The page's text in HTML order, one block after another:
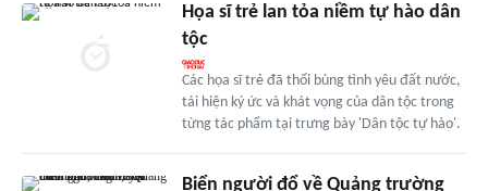
Họa sĩ trẻ lan tỏa niềm tự hào dân
tộc
Các họa sĩ trẻ đã thổi bùng tình yêu đất nước,
tái hiện ký ức và khát vọng của dân tộc trong
từng tác phẩm tại trưng bày 'Dân tộc tự hào'.
Biển người đổ về Quảng trường